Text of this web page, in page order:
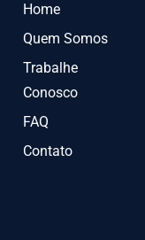
Home
Quem Somos
Trabalhe
Conosco
FAQ
Contato